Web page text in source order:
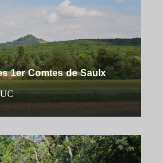
1er Comtes de Saulx